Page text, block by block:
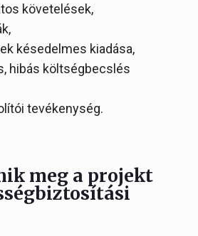
követelések,
késedelmes kiadása,
hibás költségbecslés
tevékenység.
meg a projekt